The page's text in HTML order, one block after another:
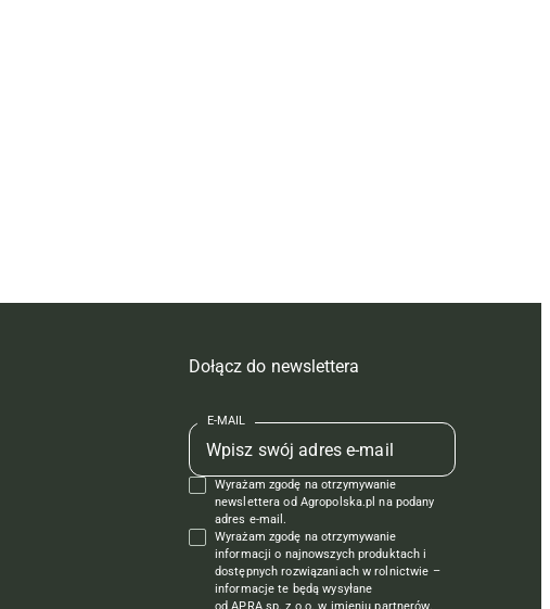
Dołącz do newslettera
E-MAIL
Wyrażam zgodę na otrzymywanie
newslettera od Agropolska.pl na podany
adres e-mail.
Wyrażam zgodę na otrzymywanie
informacji o najnowszych produktach i
dostępnych rozwiązaniach w rolnictwie –
informacje te będą wysyłane